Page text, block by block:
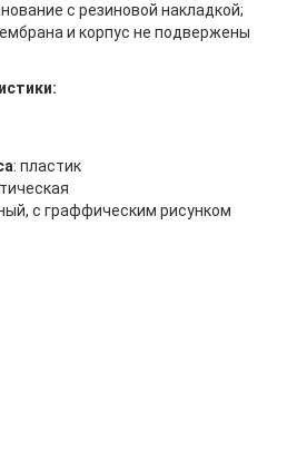
с резиновой накладкой;
и корпус не подвержены
: пластик
с граффическим рисунком